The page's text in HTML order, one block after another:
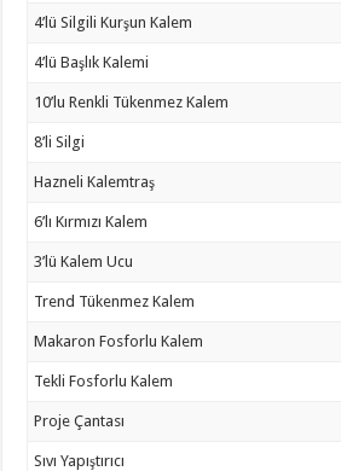
4’lü Silgili Kurşun Kalem
4’lü Başlık Kalemi
10’lu Renkli Tükenmez Kalem
8’li Silgi
Hazneli Kalemtraş
6’lı Kırmızı Kalem
3’lü Kalem Ucu
Trend Tükenmez Kalem
Makaron Fosforlu Kalem
Tekli Fosforlu Kalem
Proje Çantası
Sıvı Yapıştırıcı